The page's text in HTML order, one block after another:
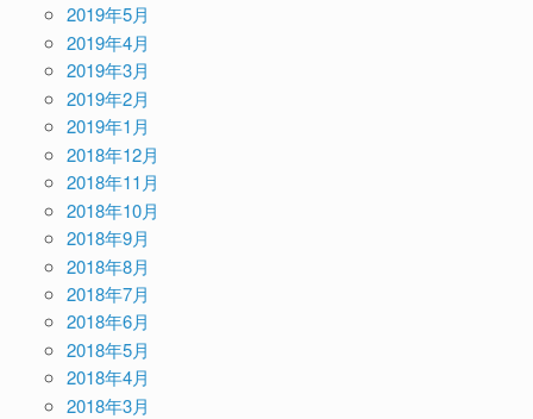
2019年5月
2019年4月
2019年3月
2019年2月
2019年1月
2018年12月
2018年11月
2018年10月
2018年9月
2018年8月
2018年7月
2018年6月
2018年5月
2018年4月
2018年3月